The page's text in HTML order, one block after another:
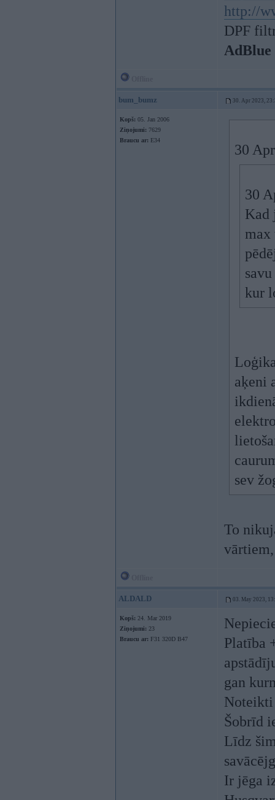
http://
DPF
AdBlue
bum_bumz 30. Apr 2023,
Kopš: 05. Jan 2006
Ziņojumi: 7629
Braucu ar: E34
30
30
Kad
max
kur
aķeni
sev
To
ALDALD 03. May 2023,
Kopš: 24. Mar 2019
Ziņojumi: 23
Braucu ar: F31 320D B47
Platība
gan
Noteikti
Šobrīd
Līdz
Ir jēga